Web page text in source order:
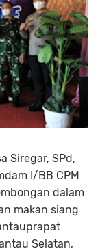
Siregar, SPd,
I/BB CPM
dalam
makan siang
Selatan,